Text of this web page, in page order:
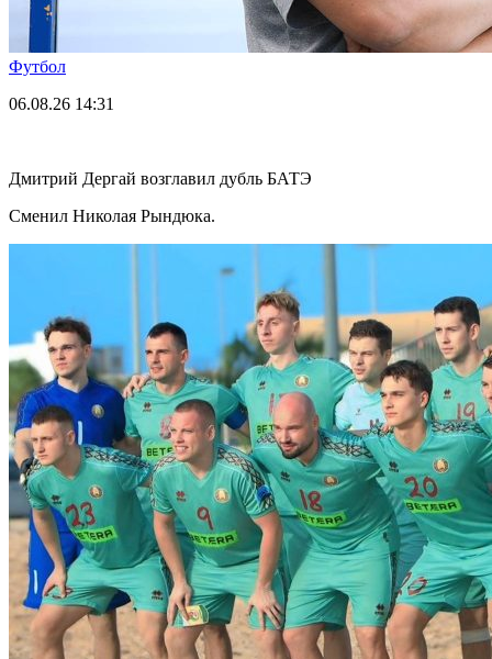
Футбол
06.08.26 14:31
Дмитрий Дергай возглавил дубль БАТЭ
Сменил Николая Рындюка.